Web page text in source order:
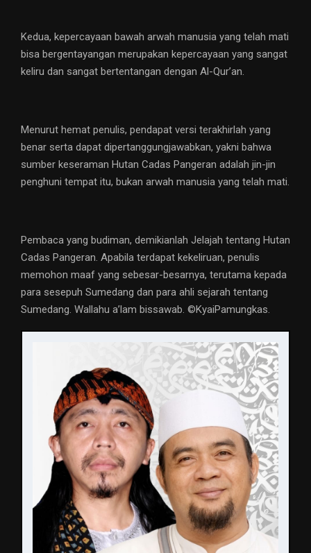
Kedua, kepercayaan bawah arwah manusia yang telah mati
bisa bergentayangan merupakan kepercayaan yang sangat
keliru dan sangat bertentangan dengan Al-Qur’an.
Menurut hemat penulis, pendapat versi terakhirlah yang
benar serta dapat dipertanggungjawabkan, yakni bahwa
sumber keseraman Hutan Cadas Pangeran adalah jin-jin
penghuni tempat itu, bukan arwah manusia yang telah mati.
Pembaca yang budiman, demikianlah Jelajah tentang Hutan
Cadas Pangeran. Apabila terdapat kekeliruan, penulis
memohon maaf yang sebesar-besarnya, terutama kepada
para sesepuh Sumedang dan para ahli sejarah tentang
Sumedang. Wallahu a’lam bissawab. ©️KyaiPamungkas.